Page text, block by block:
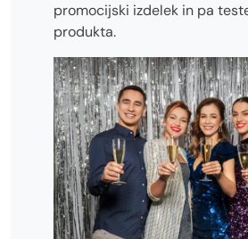
promocijski izdelek in pa
produkta.